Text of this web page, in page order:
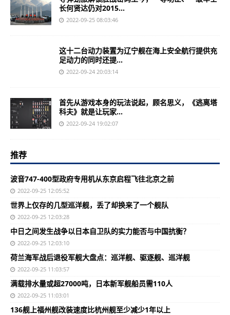
长何贤达仍对2015...
2022-09-25 08:03:46
这十二台动力装置为辽宁舰在海上安全航行提供充
足动力的同时还提...
2022-09-24 20:03:14
首先从游戏本身的玩法说起，顾名思义，《逃离塔
科夫》就是让玩家...
2022-09-24 19:02:07
推荐
波音747-400型政府专用机从东京启程飞往北京之前
2022-09-25 12:05:52
世界上仅存的几型巡洋舰，丢了却换来了一个舰队
2022-09-25 12:03:28
中日之间发生战争以日本自卫队的实力能否与中国抗衡？
2022-09-25 12:03:10
荷兰海军战后退役军舰大盘点：巡洋舰、驱逐舰、巡洋舰
2022-09-25 11:03:57
满载排水量或超27000吨，日本新军舰船员需110人
2022-09-25 11:03:01
136舰上福州舰改装速度比杭州舰至少减少1年以上